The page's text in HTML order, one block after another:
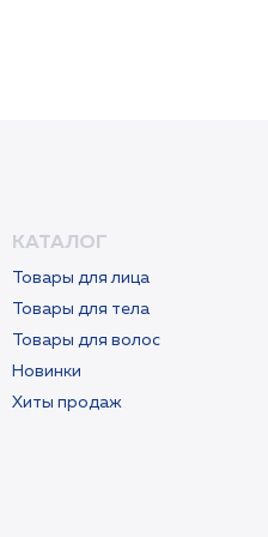
КАТАЛОГ
Товары для лица
Товары для тела
Товары для волос
Новинки
Хиты продаж